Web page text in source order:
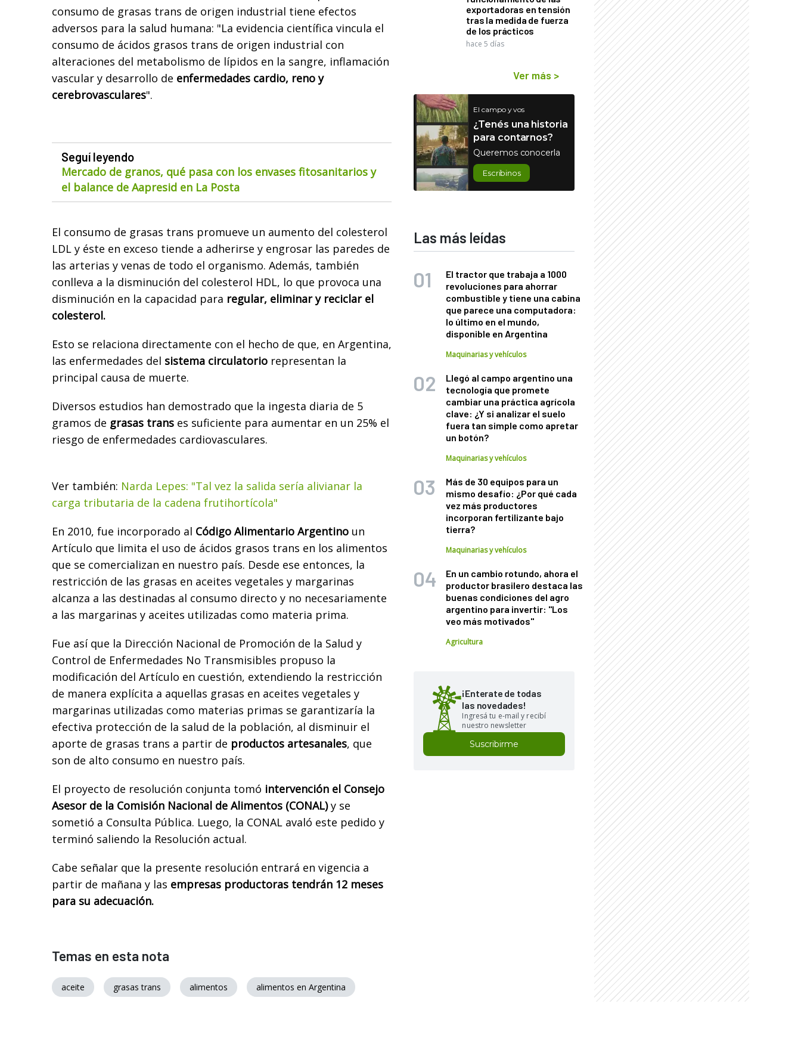
consumo de grasas trans de origen industrial tiene efectos
adversos para la salud humana: "La evidencia científica vincula el
consumo de ácidos grasos trans de origen industrial con
alteraciones del metabolismo de lípidos en la sangre, inflamación
vascular y desarrollo de enfermedades cardio, reno y
cerebrovasculares".
Seguí leyendo
Mercado de granos, qué pasa con los envases fitosanitarios y
el balance de Aapresid en La Posta
El consumo de grasas trans promueve un aumento del colesterol
LDL y éste en exceso tiende a adherirse y engrosar las paredes de
las arterias y venas de todo el organismo. Además, también
conlleva a la disminución del colesterol HDL, lo que provoca una
disminución en la capacidad para regular, eliminar y reciclar el
colesterol.
Esto se relaciona directamente con el hecho de que, en Argentina,
las enfermedades del sistema circulatorio representan la
principal causa de muerte.
Diversos estudios han demostrado que la ingesta diaria de 5
gramos de grasas trans es suficiente para aumentar en un 25% el
riesgo de enfermedades cardiovasculares.
Ver también: Narda Lepes: "Tal vez la salida sería alivianar la
carga tributaria de la cadena frutihortícola"
En 2010, fue incorporado al Código Alimentario Argentino un
Artículo que limita el uso de ácidos grasos trans en los alimentos
que se comercializan en nuestro país. Desde ese entonces, la
restricción de las grasas en aceites vegetales y margarinas
alcanza a las destinadas al consumo directo y no necesariamente
a las margarinas y aceites utilizadas como materia prima.
Fue así que la Dirección Nacional de Promoción de la Salud y
Control de Enfermedades No Transmisibles propuso la
modificación del Artículo en cuestión, extendiendo la restricción
de manera explícita a aquellas grasas en aceites vegetales y
margarinas utilizadas como materias primas se garantizaría la
efectiva protección de la salud de la población, al disminuir el
aporte de grasas trans a partir de productos artesanales, que
son de alto consumo en nuestro país.
El proyecto de resolución conjunta tomó intervención el Consejo
Asesor de la Comisión Nacional de Alimentos (CONAL)y se
sometió a Consulta Pública. Luego, la CONAL avaló este pedido y
terminó saliendo la Resolución actual.
Cabe señalar que la presente resolución entrará en vigencia a
partir de mañana y las empresas productoras tendrán 12 meses
para su adecuación.
exportadoras en tensión
tras la medida de fuerza
de los prácticos
hace 5 días
Ver más >
El campo y vos
¿Tenés una historia
para contarnos?
Queremos conocerla
Escribinos
Las más leídas
El tractor que trabaja a 1000
revoluciones para ahorrar
combustible y tiene una cabina
que parece una computadora:
lo último en el mundo,
disponible en Argentina
Maquinarias y vehículos
Llegó al campo argentino una
tecnología que promete
cambiar una práctica agrícola
clave: ¿Y si analizar el suelo
fuera tan simple como apretar
un botón?
Maquinarias y vehículos
Más de 30 equipos para un
mismo desafío: ¿Por qué cada
vez más productores
incorporan fertilizante bajo
tierra?
Maquinarias y vehículos
En un cambio rotundo, ahora el
productor brasilero destaca las
buenas condiciones del agro
argentino para invertir: "Los
veo más motivados"
Agricultura
¡Enterate de todas
las novedades!
Ingresá tu e-mail y recibí
nuestro newsletter
Suscribirme
Temas en esta nota
aceite grasas trans alimentos alimentos en Argentina